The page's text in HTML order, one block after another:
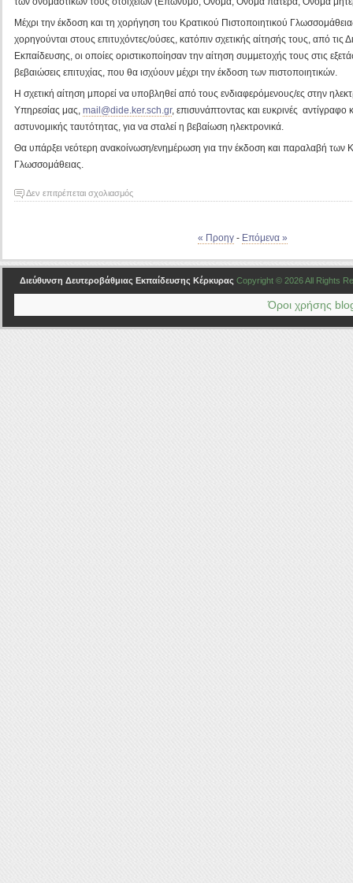
Μέχρι την έκδοση και τη χορήγηση του Κρατικού Πιστοποιητικού
χορηγούνται στους επιτυχόντες/ούσες, κατόπιν σχετικής αίτησής τους, από τις
Εκπαίδευσης, οι οποίες οριστικοποίησαν την αίτηση συμμετοχής τους στις
βεβαιώσεις επιτυχίας, που θα ισχύουν μέχρι την έκδοση των πιστοποιητικών.
Η σχετική αίτηση μπορεί να υποβληθεί από τους ενδιαφερόμενους/ες στην
Υπηρεσίας μας, mail@dide.ker.sch.gr, επισυνάπτοντας και ευκρινές
αστυνομικής ταυτότητας, για να σταλεί η βεβαίωση ηλεκτρονικά.
Θα υπάρξει νεότερη ανακοίνωση/ενημέρωση για την έκδοση και παραλαβή των
Γλωσσομάθειας.
Δεν επιτρέπεται σχολιασμόςστο
εξεταστικής
περιόδου
Μαΐου
« Προηγ - Επόμενα »
Διεύθυνση Δευτεροβάθμιας Εκπαίδευσης Κέρκυρας Copyright © 2026 All Rights
Όροι χρήσης